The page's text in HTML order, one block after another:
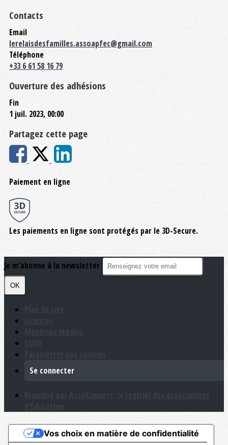
Contacts
Email
lerelaisdesfamilles.assoapfec@gmail.com
Téléphone
+33 6 61 58 16 79
Ouverture des adhésions
Fin
1 juil. 2023, 00:00
Partagez cette page
Paiement en ligne
Les paiements en ligne sont protégés par le 3D-Secure.
Je m'abonne à la newsletter
OK
Se connecter
Vos choix en matière de confidentialité